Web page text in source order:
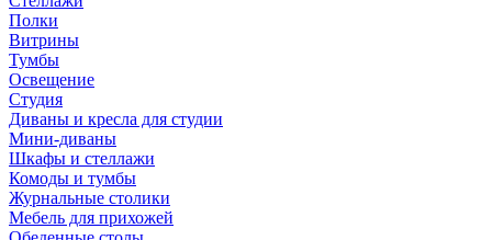
Полки
Витрины
Тумбы
Освещение
Студия
Диваны и кресла для студии
Мини-диваны
Шкафы и стеллажи
Комоды и тумбы
Журнальные столики
Мебель для прихожей